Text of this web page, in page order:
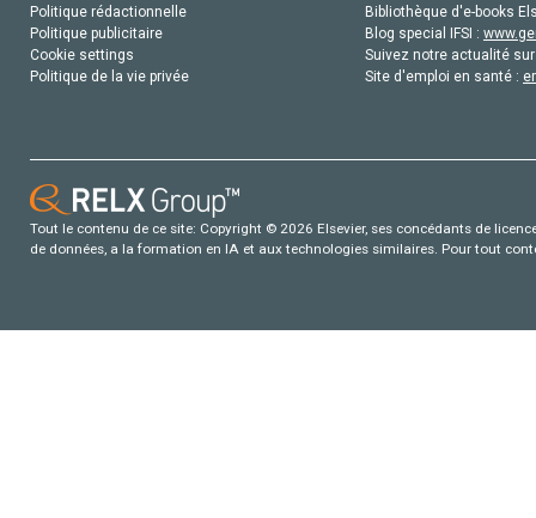
Politique rédactionnelle
Politique publicitaire
Cookie settings
Politique de la vie privée
Bibliothèque d'e-books
Blog special IFSI :
Suivez notre actualité
Site d'emploi en santé :
Tout le contenu de ce site: Copyright © 2026 Elsevier, ses concédants de
de données, a la formation en IA et aux technologies similaires. Pour tout